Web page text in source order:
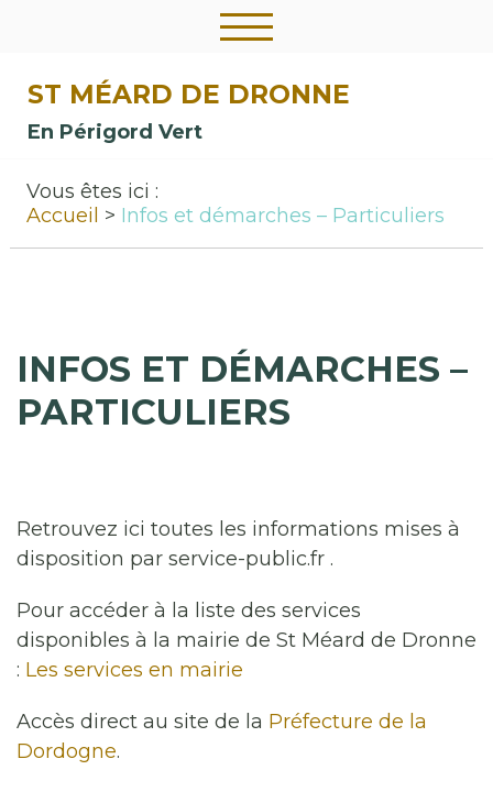
ST MÉARD DE DRONNE
En Périgord Vert
Vous êtes ici :
Accueil
Infos et démarches – Particuliers
INFOS ET DÉMARCHES –
PARTICULIERS
Retrouvez ici toutes les informations mises à
disposition par service-public.fr .
Pour accéder à la liste des services
disponibles à la mairie de St Méard de Dronne
: Les services en mairie
Accès direct au site de la Préfecture de la
Dordogne.